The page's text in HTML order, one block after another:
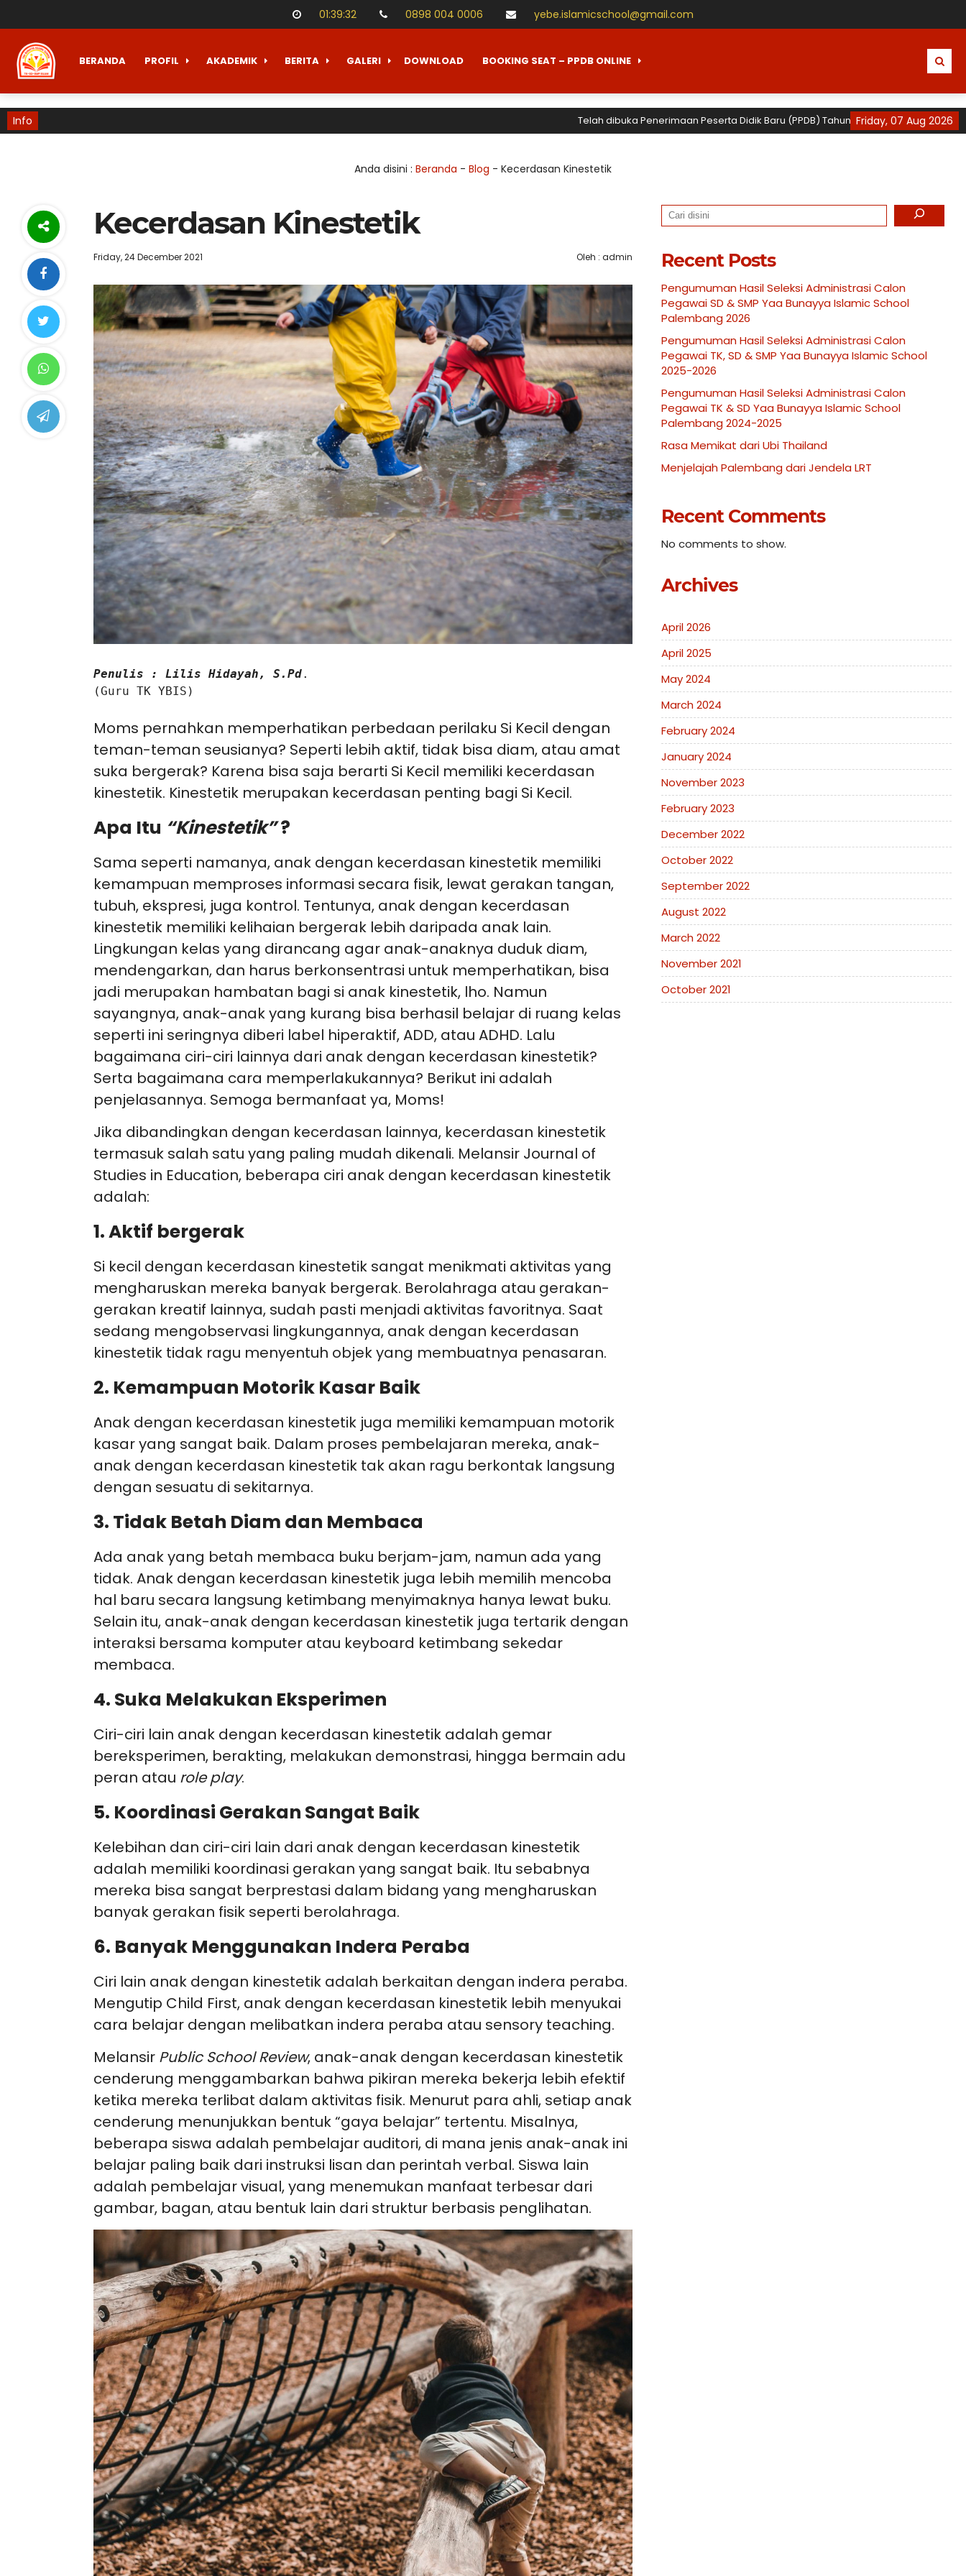
01:39:33 0898 004 0006 yebe.islamicschool@gmail.com
BERANDA PROFIL AKADEMIK BERITA GALERI DOWNLOAD BOOKING SEAT – PPDB ONLINE
Info Friday, 07 Aug 2026
Telah dibuka Penerimaan Peserta Didik Baru (PPDB) Tahun Ajaran 2026 / 2027 untuk TK,
Anda disini : Beranda - Blog - Kecerdasan Kinestetik
Kecerdasan Kinestetik
Friday, 24 December 2021 Oleh : admin
Penulis : Lilis Hidayah, S.Pd.
(Guru TK YBIS)
Moms pernahkan memperhatikan perbedaan perilaku Si Kecil dengan
teman-teman seusianya? Seperti lebih aktif, tidak bisa diam, atau amat
suka bergerak? Karena bisa saja berarti Si Kecil memiliki kecerdasan
kinestetik. Kinestetik merupakan kecerdasan penting bagi Si Kecil.
Apa Itu “Kinestetik”?
Sama seperti namanya, anak dengan kecerdasan kinestetik memiliki
kemampuan memproses informasi secara fisik, lewat gerakan tangan,
tubuh, ekspresi, juga kontrol. Tentunya, anak dengan kecerdasan
kinestetik memiliki kelihaian bergerak lebih daripada anak lain.
Lingkungan kelas yang dirancang agar anak-anaknya duduk diam,
mendengarkan, dan harus berkonsentrasi untuk memperhatikan, bisa
jadi merupakan hambatan bagi si anak kinestetik, lho. Namun
sayangnya, anak-anak yang kurang bisa berhasil belajar di ruang kelas
seperti ini seringnya diberi label hiperaktif, ADD, atau ADHD. Lalu
bagaimana ciri-ciri lainnya dari anak dengan kecerdasan kinestetik?
Serta bagaimana cara memperlakukannya? Berikut ini adalah
penjelasannya. Semoga bermanfaat ya, Moms!
Jika dibandingkan dengan kecerdasan lainnya, kecerdasan kinestetik
termasuk salah satu yang paling mudah dikenali. Melansir Journal of
Studies in Education, beberapa ciri anak dengan kecerdasan kinestetik
adalah:
1. Aktif bergerak
Si kecil dengan kecerdasan kinestetik sangat menikmati aktivitas yang
mengharuskan mereka banyak bergerak. Berolahraga atau gerakan-
gerakan kreatif lainnya, sudah pasti menjadi aktivitas favoritnya. Saat
sedang mengobservasi lingkungannya, anak dengan kecerdasan
kinestetik tidak ragu menyentuh objek yang membuatnya penasaran.
2. Kemampuan Motorik Kasar Baik
Anak dengan kecerdasan kinestetik juga memiliki kemampuan motorik
kasar yang sangat baik. Dalam proses pembelajaran mereka, anak-
anak dengan kecerdasan kinestetik tak akan ragu berkontak langsung
dengan sesuatu di sekitarnya.
3. Tidak Betah Diam dan Membaca
Ada anak yang betah membaca buku berjam-jam, namun ada yang
tidak. Anak dengan kecerdasan kinestetik juga lebih memilih mencoba
hal baru secara langsung ketimbang menyimaknya hanya lewat buku.
Selain itu, anak-anak dengan kecerdasan kinestetik juga tertarik dengan
interaksi bersama komputer atau keyboard ketimbang sekedar
membaca.
4. Suka Melakukan Eksperimen
Ciri-ciri lain anak dengan kecerdasan kinestetik adalah gemar
bereksperimen, berakting, melakukan demonstrasi, hingga bermain adu
peran atau role play.
5. Koordinasi Gerakan Sangat Baik
Kelebihan dan ciri-ciri lain dari anak dengan kecerdasan kinestetik
adalah memiliki koordinasi gerakan yang sangat baik. Itu sebabnya
mereka bisa sangat berprestasi dalam bidang yang mengharuskan
banyak gerakan fisik seperti berolahraga.
6. Banyak Menggunakan Indera Peraba
Ciri lain anak dengan kinestetik adalah berkaitan dengan indera peraba.
Mengutip Child First, anak dengan kecerdasan kinestetik lebih menyukai
cara belajar dengan melibatkan indera peraba atau sensory teaching.
Melansir Public School Review, anak-anak dengan kecerdasan kinestetik
cenderung menggambarkan bahwa pikiran mereka bekerja lebih efektif
ketika mereka terlibat dalam aktivitas fisik. Menurut para ahli, setiap anak
cenderung menunjukkan bentuk “gaya belajar” tertentu. Misalnya,
beberapa siswa adalah pembelajar auditori, di mana jenis anak-anak ini
belajar paling baik dari instruksi lisan dan perintah verbal. Siswa lain
adalah pembelajar visual, yang menemukan manfaat terbesar dari
gambar, bagan, atau bentuk lain dari struktur berbasis penglihatan.
Search
Recent Posts
Pengumuman Hasil Seleksi Administrasi Calon
Pegawai SD & SMP Yaa Bunayya Islamic School
Palembang 2026
Pengumuman Hasil Seleksi Administrasi Calon
Pegawai TK, SD & SMP Yaa Bunayya Islamic School
2025-2026
Pengumuman Hasil Seleksi Administrasi Calon
Pegawai TK & SD Yaa Bunayya Islamic School
Palembang 2024-2025
Rasa Memikat dari Ubi Thailand
Menjelajah Palembang dari Jendela LRT
Recent Comments
No comments to show.
Archives
April 2026
April 2025
May 2024
March 2024
February 2024
January 2024
November 2023
February 2023
December 2022
October 2022
September 2022
August 2022
March 2022
November 2021
October 2021